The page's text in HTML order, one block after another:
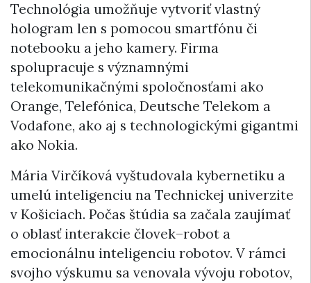
Technológia umožňuje vytvoriť vlastný
hologram len s pomocou smartfónu či
notebooku a jeho kamery. Firma
spolupracuje s významnými
telekomunikačnými spoločnosťami ako
Orange, Telefónica, Deutsche Telekom a
Vodafone, ako aj s technologickými gigantmi
ako Nokia.
Mária Virčíková vyštudovala kybernetiku a
umelú inteligenciu na Technickej univerzite
v Košiciach. Počas štúdia sa začala zaujímať
o oblasť interakcie človek–robot a
emocionálnu inteligenciu robotov. V rámci
svojho výskumu sa venovala vývoju robotov,